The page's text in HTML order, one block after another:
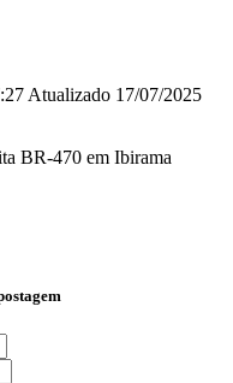
Atualizado 17/07/2025